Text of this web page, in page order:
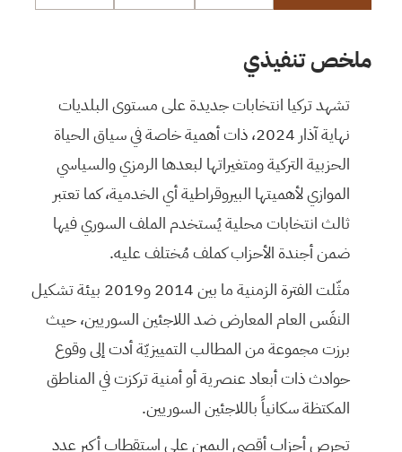
ملخص تنفيذي
تشهد تركيا انتخابات جديدة على مستوى البلديات
نهاية آذار 2024، ذات أهمية خاصة في سياق الحياة
الحزبية التركية ومتغيراتها لبعدها الرمزي والسياسي
الموازي لأهميتها البيروقراطية أي الخدمية، كما تعتبر
ثالث انتخابات محلية يُستخدم الملف السوري فيها
ضمن أجندة الأحزاب كملف مُختلف عليه.
مثّلت الفترة الزمنية ما بين 2014 و2019 بيئة تشكيل
النفَس العام المعارض ضد اللاجئين السوريين، حيث
برزت مجموعة من المطالب التمييزيّة أدت إلى وقوع
حوادث ذات أبعاد عنصرية أو أمنية تركزت في المناطق
المكتظة سكانياً باللاجئين السوريين.
تحرص أحزاب أقصى اليمين على استقطاب أكبر عدد